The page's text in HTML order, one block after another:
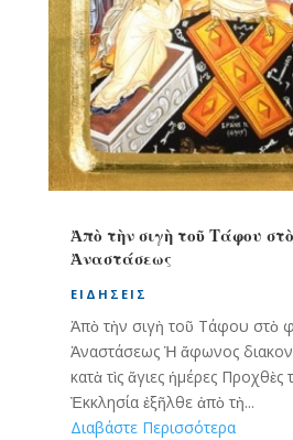
Ἀπὸ τὴν σιγὴ τοῦ Τάφου
Ἀναστάσεως
ΕΙΔΉΣΕΙΣ
Ἀπὸ τὴν σιγὴ τοῦ Τάφου στὸ
Ἀναστάσεως Ἡ ἄφωνος
κατὰ τὶς ἅγιες ἡμέρες
Ἐκκλησία ἐξῆλθε ἀπὸ τὴ...
Διαβάστε Περισσότερα